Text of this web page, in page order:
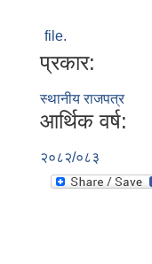
file.
प्रकार:
स्थानीय राजपत्र
आर्थिक वर्ष:
२०८२/०८३